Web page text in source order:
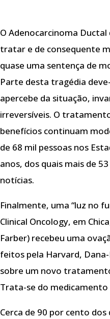
O Adenocarcinoma
tratar e de consequente
quase uma sentença de
Parte desta tragédia
apercebe da situação,
irreversíveis. O
benefícios continuam
de 68 mil pessoas nos
anos, dos quais mais de
notícias.
Finalmente, uma “luz no
Clinical Oncology, em
Farber) recebeu uma
feitos pela Harvard,
sobre um novo
Trata-se do medicamento
Cerca de 90 por cento